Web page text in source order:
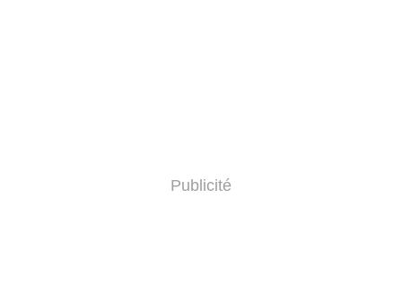
Publicité